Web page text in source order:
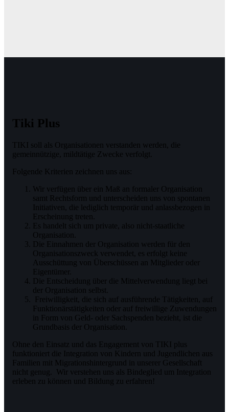
Tiki Plus
TIKI soll als Organisationen verstanden werden, die
gemeinnützige, mildtätige Zwecke verfolgt.
Folgende Kriterien zeichnen uns aus:
Wir verfügen über ein Maß an formaler Organisation
samt Rechtsform und unterscheiden uns von spontanen
Initiativen, die lediglich temporär und anlassbezogen in
Erscheinung treten.
Es handelt sich um private, also nicht-staatliche
Organisation.
Die Einnahmen der Organisation werden für den
Organisationszweck verwendet, es erfolgt keine
Ausschüttung von Überschüssen an Mitglieder oder
Eigentümer.
Die Entscheidung über die Mittelverwendung liegt bei
der Organisation selbst.
Freiwilligkeit, die sich auf ausführende Tätigkeiten, auf
Funktionärstätigkeiten oder auf freiwillige Zuwendungen
in Form von Geld- oder Sachspenden bezieht, ist die
Grundbasis der Organisation.
Ohne den Einsatz und das Engagement von TIKI plus
funktioniert die Integration von Kindern und Jugendlichen aus
Familien mit Migrationshintergrund in unserer Gesellschaft
nicht genug. Wir verstehen uns als Bindeglied um Integration
erleben zu können und Bildung zu erfahren!